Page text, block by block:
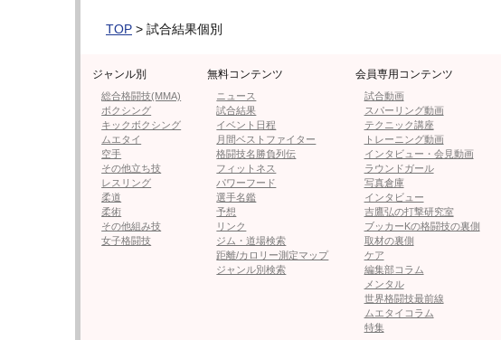
なっている。今回、K-1には違約金を払って参戦したと言う。
前日計量ではTETSUがオーバーし、TETSUが勝利した場
合はノーコンテストとなる。当日計量で65kgをクリアした
試合では、TETSUはいきなり飛びヒザからの強烈左右フ
るは得意のハイキックもTETSUはディフェンス。
更にTETSUは鋭いインステップから、スピードあるパン
ない。よしきまるは右、胴回しも入れるが、TETSUは崩れず
ジャッジは5者ドローに。
この結果、TETSUが体重超過のため、延長戦は無し。そし
が敗戦となるが、ここでよしきまるが延長戦を受け入れ、行
TOP > 試合結果個別
ジャンル別
総合格闘技(MMA)
ボクシング
キックボクシング
ムエタイ
空手
その他立ち技
レスリング
柔道
柔術
その他組み技
女子格闘技
無料コンテンツ
ニュース
試合結果
イベント日程
月間ベストファイター
格闘技名勝負列伝
フィットネス
パワーフード
選手名鑑
予想
リンク
ジム・道場検索
距離/カロリー測定マップ
ジャンル別検索
会員専用コンテンツ
試合動画
スパーリング動画
テクニック講座
トレーニング動画
インタビュー・会見動画
ラウンドガール
写真倉庫
インタビュー
吉鷹弘の打撃研究室
ブッカーKの格闘技の裏側
取材の裏側
ケア
編集部コラム
メンタル
世界格闘技最前線
ムエタイコラム
特集